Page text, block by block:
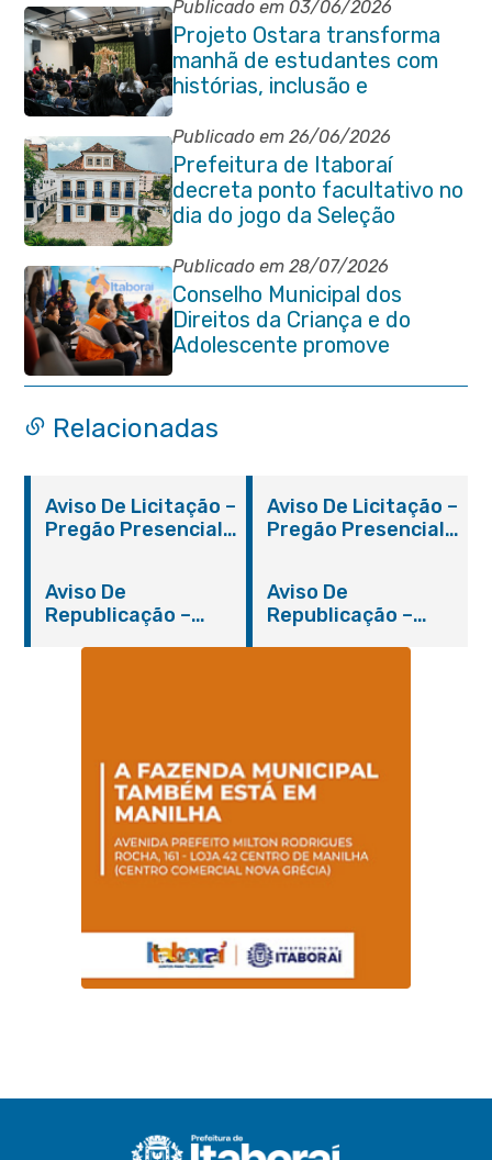
Publicado em 03/06/2026
Projeto Ostara transforma
manhã de estudantes com
histórias, inclusão e
criatividade em Itaboraí
Publicado em 26/06/2026
Prefeitura de Itaboraí
decreta ponto facultativo no
dia do jogo da Seleção
Brasileira
Publicado em 28/07/2026
Conselho Municipal dos
Direitos da Criança e do
Adolescente promove
reunião de alinhamento com
órgãos públicos
Relacionadas
Aviso De Licitação –
Pregão Presencial
Aviso De Licitação –
Pregão Presencial
Aviso De
Republicação –
Aviso De
Republicação –